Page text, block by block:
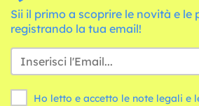
Sii il primo a scoprire le novità e le
registrando la tua email!
Ho letto e accetto le note legali e